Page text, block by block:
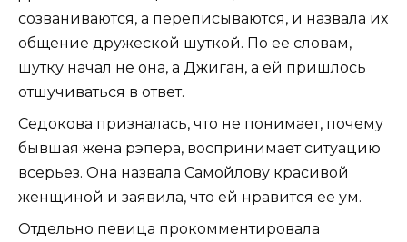
созваниваются, а переписываются, и назвала их
общение дружеской шуткой. По ее словам,
шутку начал не она, а Джиган, а ей пришлось
отшучиваться в ответ.
Седокова призналась, что не понимает, почему
бывшая жена рэпера, воспринимает ситуацию
всерьез. Она назвала Самойлову красивой
женщиной и заявила, что ей нравится ее ум.
Отдельно певица прокомментировала